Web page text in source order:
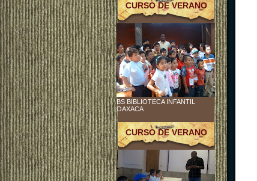
CURSO DE VERANO
BS BIBLIOTECA INFANTIL
OAXACA
CURSO DE VERANO